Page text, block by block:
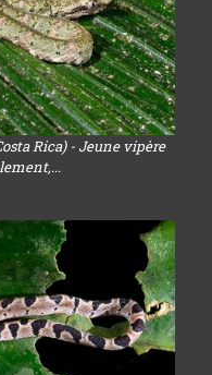
Rica) - Jeune vipère